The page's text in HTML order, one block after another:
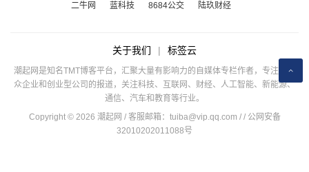
二牛网 蓝科技 8684公交 陆玖财经
关于我们 | 标签云
潮起网是知名TMT博客平台，汇聚大量有影响力的自媒体专栏作者，专注于公
众企业和创业型公司的报道，关注科技、互联网、财经、人工智能、新能源、
通信、汽车和教育等行业。
Copyright © 2026 潮起网 / 客服邮箱： tuiba@vip.qq.com / / 公网安备
32010202011088号